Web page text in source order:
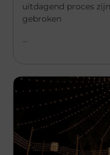
uitdagend proces
gebroken
...